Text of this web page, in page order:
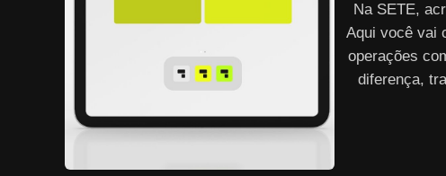
Na SETE,
Aqui você vai
operações
diferença,